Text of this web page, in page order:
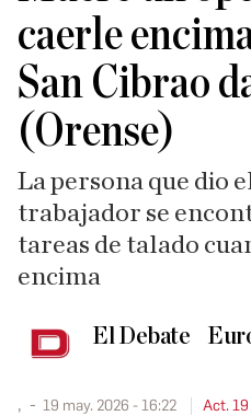
caerle
San Cibrao
(Orense)
La persona que dio
trabajador se
tareas de talado
encima
El Debate
, 19 may. 2026 - 16:22 Act. 19